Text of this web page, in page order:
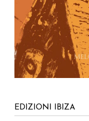
EDIZIONI IBIZA